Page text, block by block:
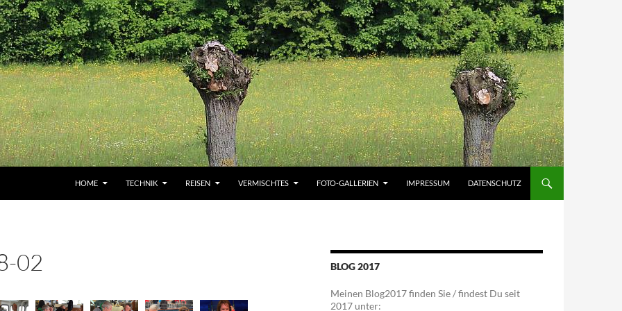
HOME TECHNIK REISEN VERMISCHTES FOTO-GALLERIEN IMPRESSUM DATENSCHUTZ
02 BLOG 2017
Meinen Blog2017 finden Sie / findest Du seit
2017 unter: